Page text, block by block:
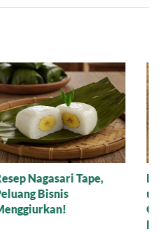
Mana yang Lebih Bagus
untuk Baking: Gula Aren
Cair Organik atau Versi